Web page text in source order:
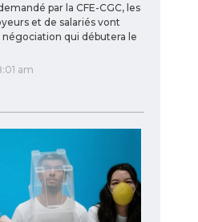
par la CFE-CGC, les
et de salariés vont
qui débutera le
am